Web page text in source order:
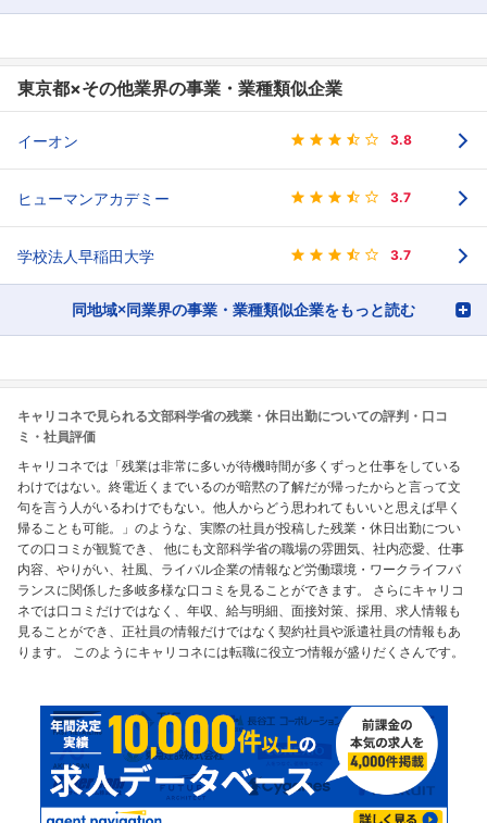
東京都×その他業界の事業・業種類似企業
イーオン 3.8
ヒューマンアカデミー 3.7
学校法人早稲田大学 3.7
同地域×同業界の事業・業種類似企業をもっと読む
キャリコネで見られる文部科学省の残業・休日出勤についての評判・口コ
ミ・社員評価
キャリコネでは「残業は非常に多いが待機時間が多くずっと仕事をしている
わけではない。終電近くまでいるのが暗黙の了解だが帰ったからと言って文
句を言う人がいるわけでもない。他人からどう思われてもいいと思えば早く
帰ることも可能。」のような、実際の社員が投稿した残業・休日出勤につい
ての口コミが観覧でき、 他にも文部科学省の職場の雰囲気、社内恋愛、仕事
内容、やりがい、社風、ライバル企業の情報など労働環境・ワークライフバ
ランスに関係した多岐多様な口コミを見ることができます。 さらにキャリコ
ネでは口コミだけではなく、年収、給与明細、面接対策、採用、求人情報も
見ることができ、正社員の情報だけではなく契約社員や派遣社員の情報もあ
ります。 このようにキャリコネには転職に役立つ情報が盛りだくさんです。